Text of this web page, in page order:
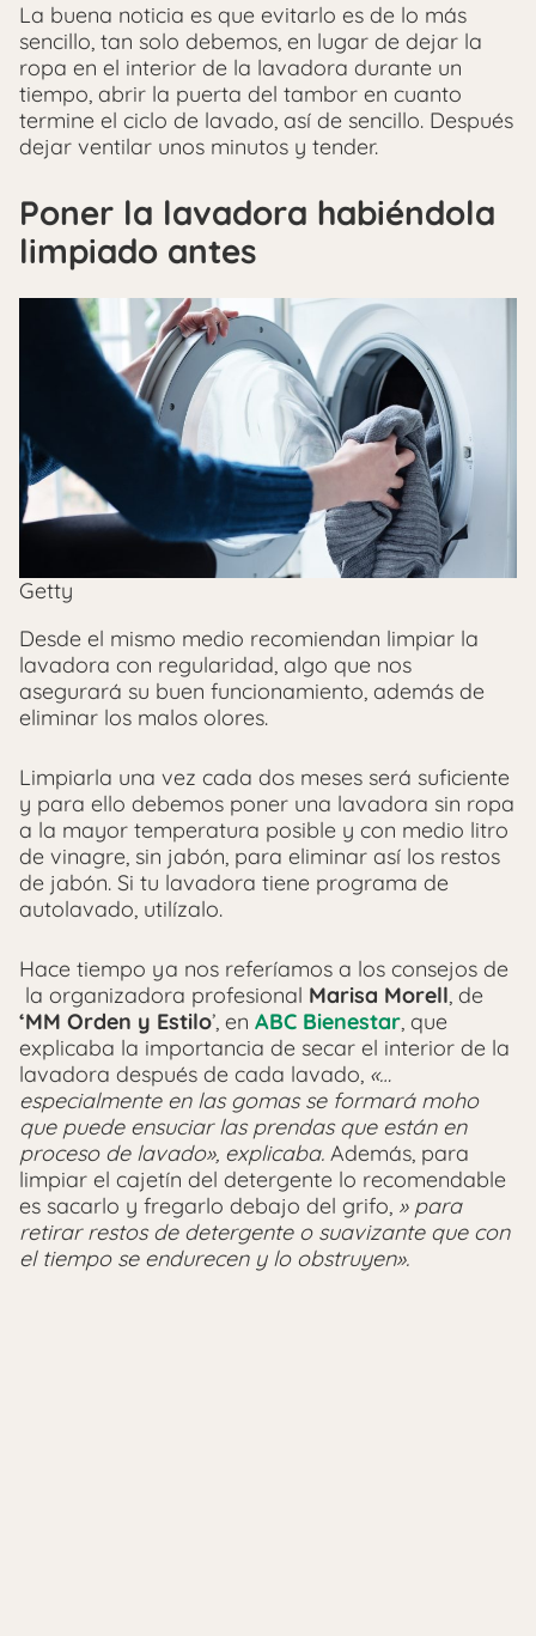
La buena noticia es que evitarlo es de lo más
sencillo, tan solo debemos, en lugar de dejar la
ropa en el interior de la lavadora durante un
tiempo, abrir la puerta del tambor en cuanto
termine el ciclo de lavado, así de sencillo. Después
dejar ventilar unos minutos y tender.
Poner la lavadora habiéndola
limpiado antes
Getty
Desde el mismo medio recomiendan limpiar la
lavadora con regularidad, algo que nos
asegurará su buen funcionamiento, además de
eliminar los malos olores.
Limpiarla una vez cada dos meses será suficiente
y para ello debemos poner una lavadora sin ropa
a la mayor temperatura posible y con medio litro
de vinagre, sin jabón, para eliminar así los restos
de jabón. Si tu lavadora tiene programa de
autolavado, utilízalo.
Hace tiempo ya nos referíamos a los consejos de
la organizadora profesional Marisa Morell, de
‘MM Orden y Estilo’, en ABC Bienestar, que
explicaba la importancia de secar el interior de la
lavadora después de cada lavado, «…
especialmente en las gomas se formará moho
que puede ensuciar las prendas que están en
proceso de lavado», explicaba. Además, para
limpiar el cajetín del detergente lo recomendable
es sacarlo y fregarlo debajo del grifo, » para
retirar restos de detergente o suavizante que con
el tiempo se endurecen y lo obstruyen».